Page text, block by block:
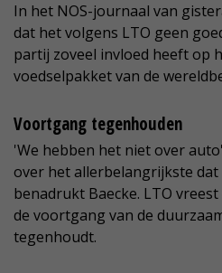
In het NOS-journaal van
dat het volgens LTO geen
partij zoveel invloed heeft op
voedselpakket van de
Voortgang tegenhouden
'We hebben het niet over
over het allerbelangrijkste
benadrukt Baecke. LTO
de voortgang van de
tegenhoudt.